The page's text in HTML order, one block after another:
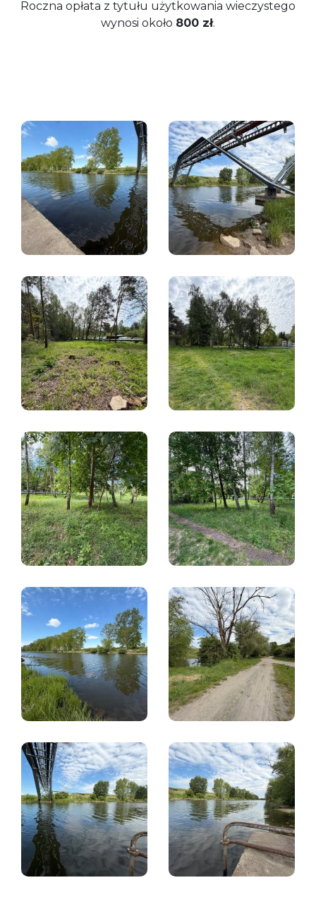
Roczna opłata z tytułu użytkowania wieczystego
wynosi około 800 zł.